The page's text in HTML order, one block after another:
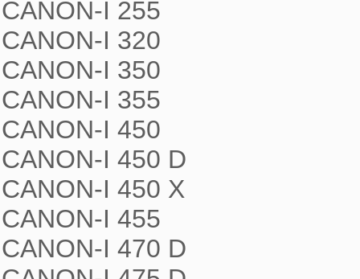
CANON-I 255
CANON-I 320
CANON-I 350
CANON-I 355
CANON-I 450
CANON-I 450 D
CANON-I 450 X
CANON-I 455
CANON-I 470 D